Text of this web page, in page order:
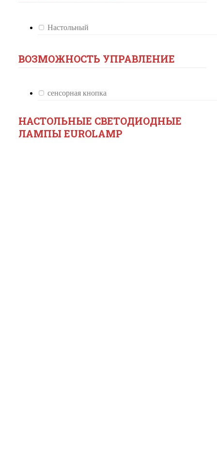
Настольный
ВОЗМОЖНОСТЬ УПРАВЛЕНИЕ
сенсорная кнопка
НАСТОЛЬНЫЕ СВЕТОДИОДНЫЕ
ЛАМПЫ EUROLAMP